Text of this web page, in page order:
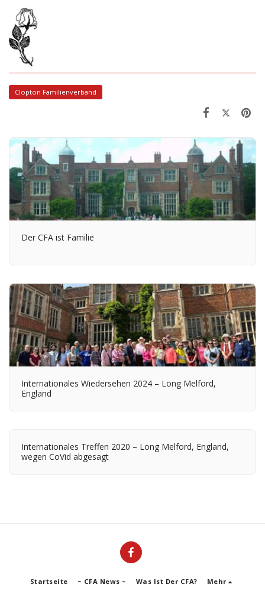
Clopton Familienverband
Der CFA ist Familie
Internationales Wiedersehen 2024 – Long Melford,
England
Internationales Treffen 2020 – Long Melford, England,
wegen CoVid abgesagt
Startseite ~ CFA News ~ Was Ist Der CFA? Mehr